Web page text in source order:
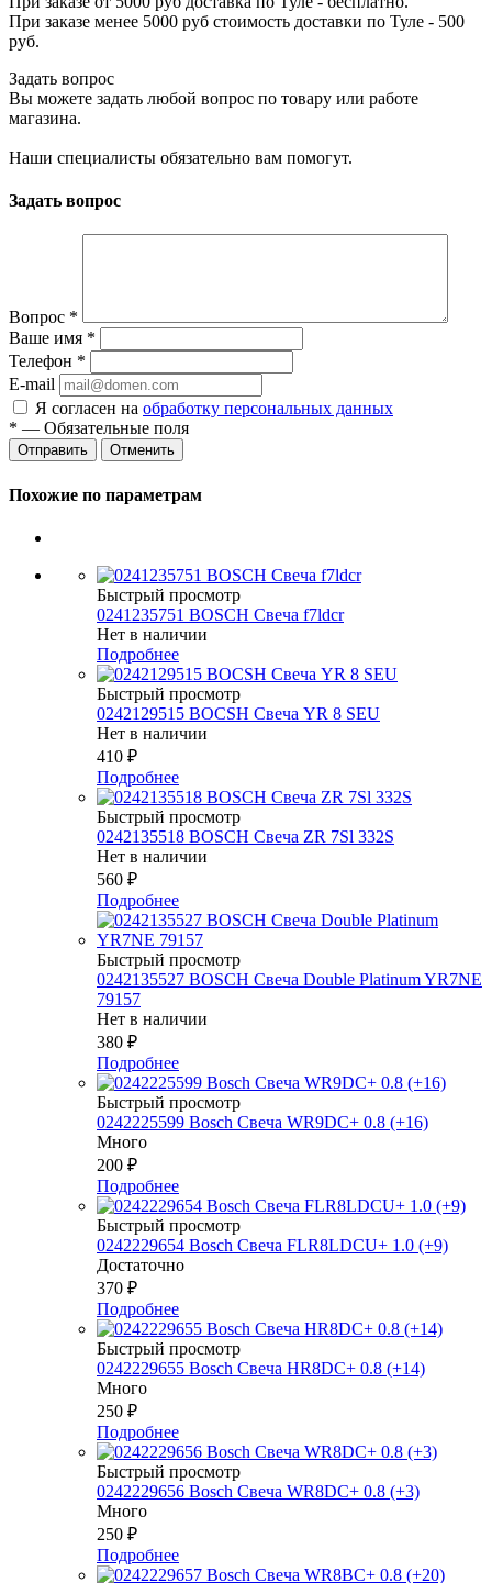
При заказе менее 5000 руб стоимость доставки по Туле - 500
руб.
Задать вопрос
Вы можете задать любой вопрос по товару или работе
магазина.
Наши специалисты обязательно вам помогут.
Задать вопрос
Вопрос *
Ваше имя *
Телефон *
E-mail
Я согласен на обработку персональных данных
* — Обязательные поля
Отменить
Похожие по параметрам
Быстрый просмотр
0241235751 BOSCH Свеча f7ldcr
Нет в наличии
Подробнее
Быстрый просмотр
0242129515 BOCSH Свеча YR 8 SEU
Нет в наличии
410 ₽
Подробнее
Быстрый просмотр
0242135518 BOSCH Свеча ZR 7Sl 332S
Нет в наличии
560 ₽
Подробнее
Быстрый просмотр
0242135527 BOSСH Свеча Double Platinum YR7NE
79157
Нет в наличии
380 ₽
Подробнее
Быстрый просмотр
0242225599 Bosch Свеча WR9DC+ 0.8 (+16)
Много
200 ₽
Подробнее
Быстрый просмотр
0242229654 Bosch Свеча FLR8LDCU+ 1.0 (+9)
Достаточно
370 ₽
Подробнее
Быстрый просмотр
0242229655 Bosch Свеча HR8DC+ 0.8 (+14)
Много
250 ₽
Подробнее
Быстрый просмотр
0242229656 Bosch Свеча WR8DC+ 0.8 (+3)
Много
250 ₽
Подробнее